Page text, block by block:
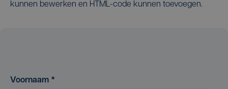
kunnen bewerken en HTML-code kunnen toevoegen.
Voornaam *